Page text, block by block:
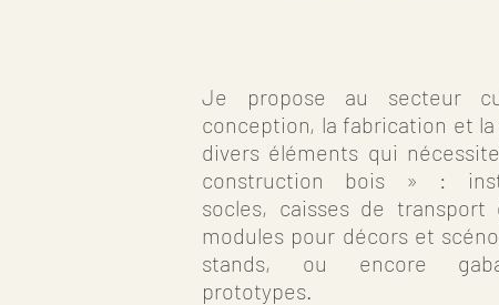
Je propose au secteur
conception, la fabrication et
divers éléments qui
construction bois » :
socles, caisses de transport
modules pour décors et
stands, ou encore
prototypes.